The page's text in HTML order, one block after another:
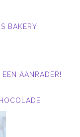
BAKERY
AANRADER!